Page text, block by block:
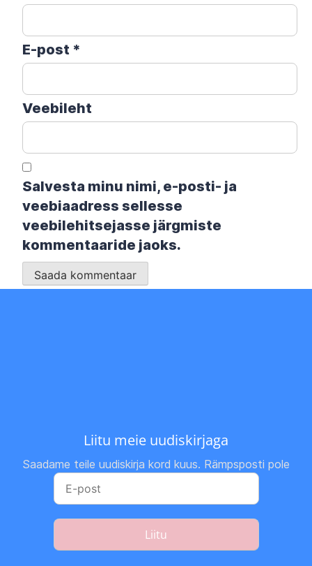
E-post *
Veebileht
Salvesta minu nimi, e-posti- ja
veebiaadress sellesse
veebilehitsejasse järgmiste
kommentaaride jaoks.
Liitu meie uudiskirjaga
Saadame teile uudiskirja kord kuus. Rämpsposti pole
Liitu